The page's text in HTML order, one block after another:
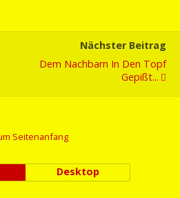
Nächster Beitrag
Dem Nachbarn In Den Topf
Gepißt...
Seitenanfang
Desktop